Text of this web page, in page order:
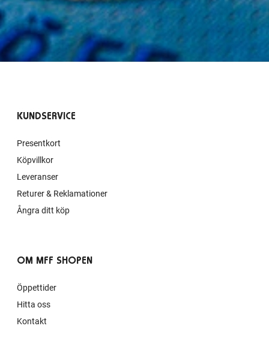
KUNDSERVICE
Presentkort
Köpvillkor
Leveranser
Returer & Reklamationer
Ångra ditt köp
OM MFF SHOPEN
Öppettider
Hitta oss
Kontakt